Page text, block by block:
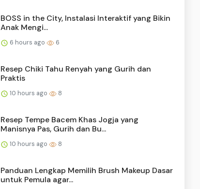
BOSS in the City, Instalasi Interaktif yang Bikin
Anak Mengi...
6 hours ago 6
Resep Chiki Tahu Renyah yang Gurih dan
Praktis
10 hours ago 8
Resep Tempe Bacem Khas Jogja yang
Manisnya Pas, Gurih dan Bu...
10 hours ago 8
Panduan Lengkap Memilih Brush Makeup Dasar
untuk Pemula agar...